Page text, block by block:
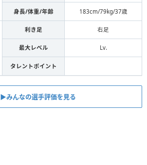
身長/体重/年齢 183cm/79kg/37歳
利き足 右足
最大レベル Lv.
タレントポイント
▶︎みんなの選手評価を見る